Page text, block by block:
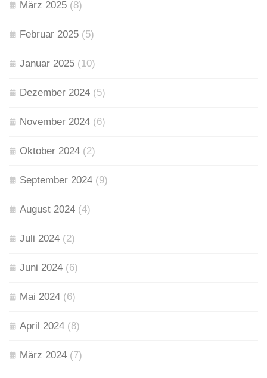
März 2025 (8)
Februar 2025 (5)
Januar 2025 (10)
Dezember 2024 (5)
November 2024 (6)
Oktober 2024 (2)
September 2024 (9)
August 2024 (4)
Juli 2024 (2)
Juni 2024 (6)
Mai 2024 (6)
April 2024 (8)
März 2024 (7)